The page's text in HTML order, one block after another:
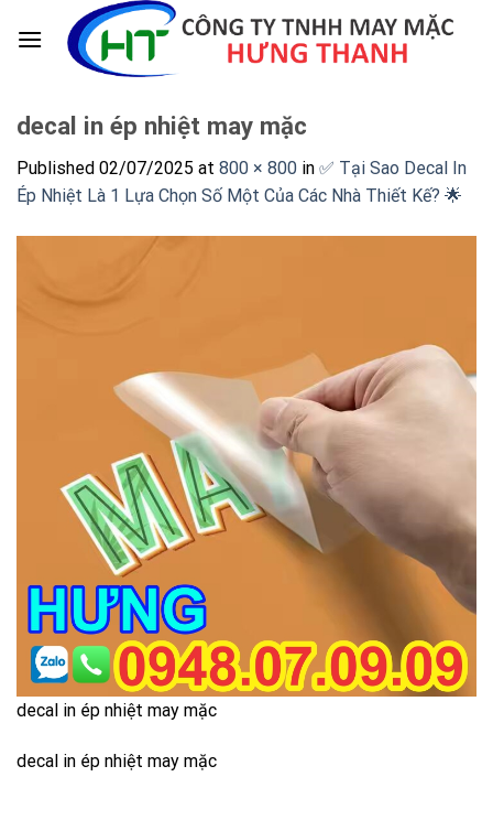
decal in ép nhiệt may mặc
Published 02/07/2025 at 800 × 800 in ✅ Tại Sao Decal In
Ép Nhiệt Là 1 Lựa Chọn Số Một Của Các Nhà Thiết Kế? 🌟
decal in ép nhiệt may mặc
decal in ép nhiệt may mặc